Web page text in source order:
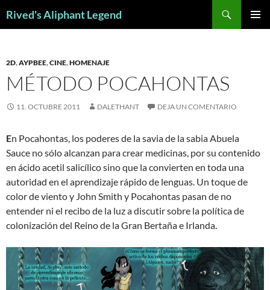
Rived's Aliphant Legend
2D,AYPBEE,CINE,HOMENAJE
MÉTODO POCAHONTAS
11. OCTUBRE 2011 DALETHANT DEJA UN COMENTARIO
En Pocahontas, los poderes de la savia de la sabia Abuela
Sauce no sólo alcanzan para crear medicinas, por su contenido
en ácido acetil salicílico sino que la convierten en toda una
autoridad en el aprendizaje rápido de lenguas. Un toque de
color de viento y John Smith y Pocahontas pasan de no
entender ni el recibo de la luz a discutir sobre la política de
colonización del Reino de la Gran Bertaña e Irlanda.